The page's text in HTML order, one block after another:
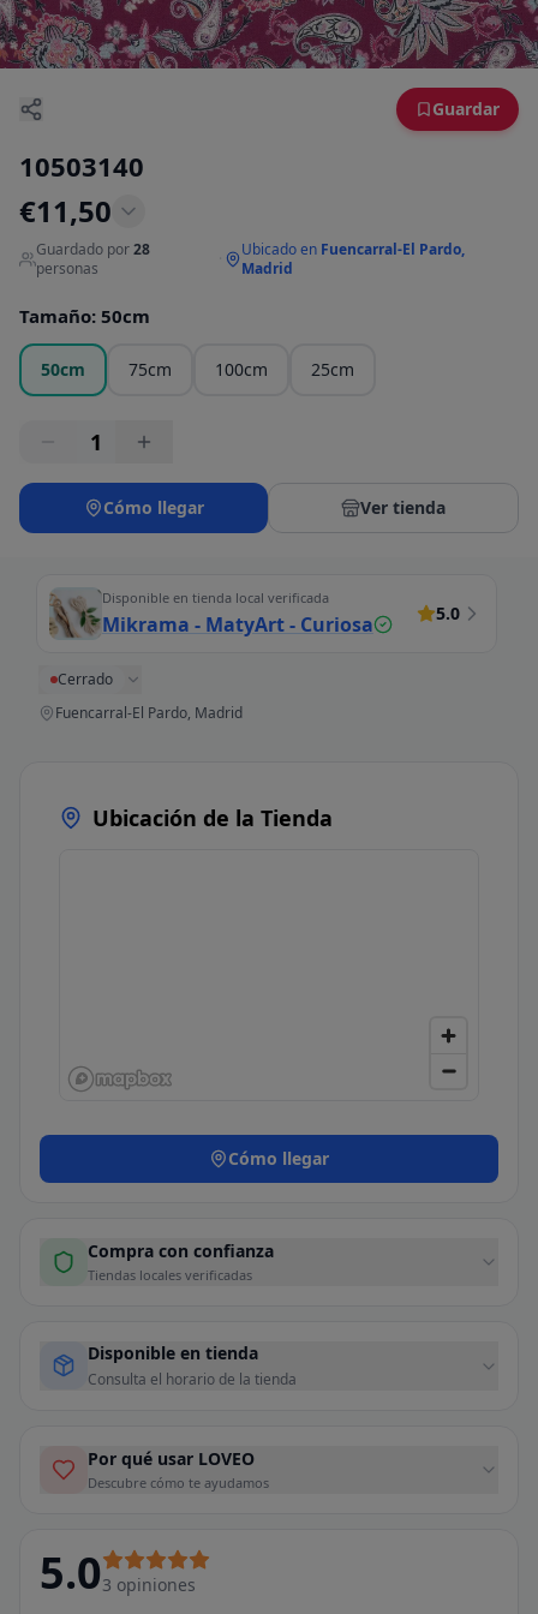
Guardar
10503140
€11,50
Guardado por28
personas
Ubicado en Fuencarral-El Pardo,
Madrid
Tamaño: 50cm
50cm 75cm 100cm 25cm
1
Cómo llegar Ver tienda
Disponible en tienda local verificada
Mikrama - MatyArt - Curiosa 5.0
Cerrado
Fuencarral-El Pardo, Madrid
Ubicación de la Tienda
Cómo llegar
Compra con confianza
Tiendas locales verificadas
Disponible en tienda
Consulta el horario de la tienda
Por qué usar LOVEO
Descubre cómo te ayudamos
5.03 opiniones